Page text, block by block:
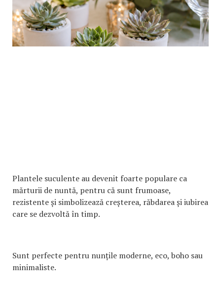
Plantele suculente au devenit foarte populare ca
mărturii de nuntă, pentru că sunt frumoase,
rezistente și simbolizează creșterea, răbdarea și iubirea
care se dezvoltă în timp.
Sunt perfecte pentru nunțile moderne, eco, boho sau
minimaliste.